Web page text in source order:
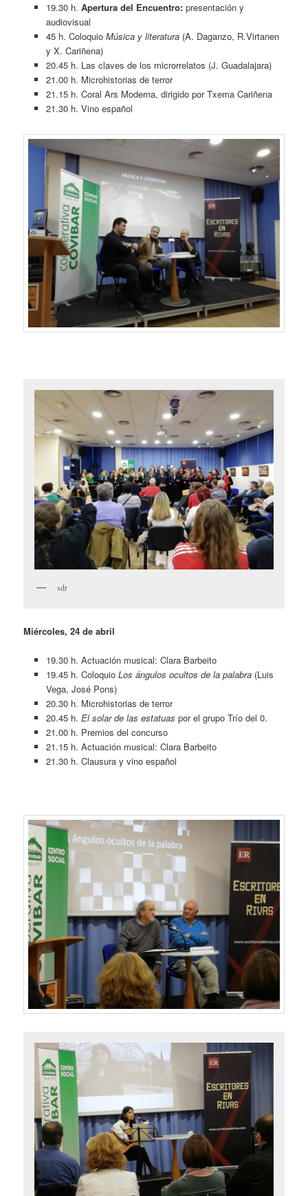
19.30 h. Apertura del Encuentro: presentación y
audiovisual
45 h. Coloquio Música y literatura(A. Daganzo, R.Virtanen
y X. Cariñena)
20.45 h. Las claves de los microrrelatos (J. Guadalajara)
21.00 h. Microhistorias de terror
21.15 h. Coral Ars Moderna, dirigido por Txema Cariñena
21.30 h. Vino español
sdr
Miércoles, 24 de abril
19.30 h. Actuación musical: Clara Barbeito
19.45 h. Coloquio Los ángulos ocultos de la palabra(Luis
Vega, José Pons)
20.30 h. Microhistorias de terror
20.45 h. El solar de las estatuas por el grupo Trío del 0.
21.00 h. Premios del concurso
21.15 h. Actuación musical: Clara Barbeito
21.30 h. Clausura y vino español